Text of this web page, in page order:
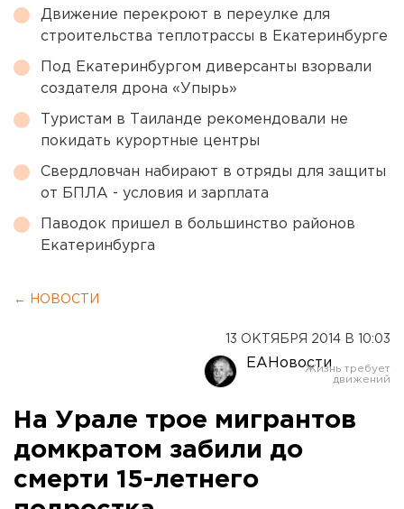
Движение перекроют в переулке для
строительства теплотрассы в Екатеринбурге
Под Екатеринбургом диверсанты взорвали
создателя дрона «Упырь»
Туристам в Таиланде рекомендовали не
покидать курортные центры
Свердловчан набирают в отряды для защиты
от БПЛА - условия и зарплата
Паводок пришел в большинство районов
Екатеринбурга
← НОВОСТИ
13 ОКТЯБРЯ 2014 В 10:03
ЕАНовости
На Урале трое мигрантов
домкратом забили до
смерти 15-летнего